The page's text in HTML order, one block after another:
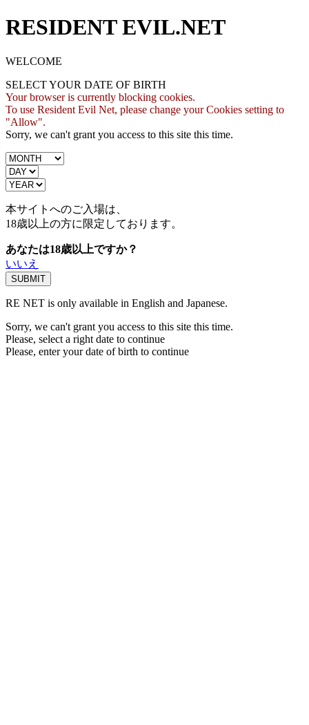
RESIDENT EVIL.NET
WELCOME
SELECT YOUR DATE OF BIRTH
Your browser is currently blocking cookies.
To use Resident Evil Net, please change your Cookies setting to
"Allow".
Sorry, we can't grant you access to this site this time.
本サイトへのご入場は、
18歳以上の方に限定しております。
あなたは18歳以上ですか？
いいえ
RE NET is only available in English and Japanese.
Sorry, we can't grant you access to this site this time.
Please, select a right date to continue
Please, enter your date of birth to continue